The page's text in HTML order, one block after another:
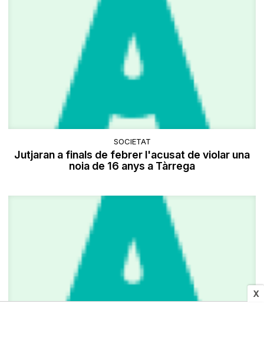
X
SOCIETAT
Jutjaran a finals de febrer l'acusat de violar una
noia de 16 anys a Tàrrega